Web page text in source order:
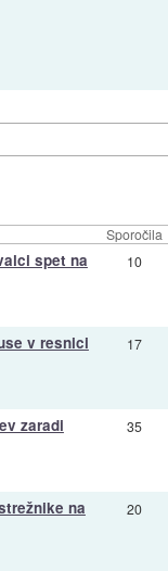
Sporočila
spet na 10
v resnici 17
zaradi 35
na 20